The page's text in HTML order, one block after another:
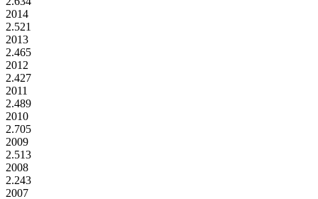
2014
2.521
2013
2.465
2012
2.427
2011
2.489
2010
2.705
2009
2.513
2008
2.243
2007